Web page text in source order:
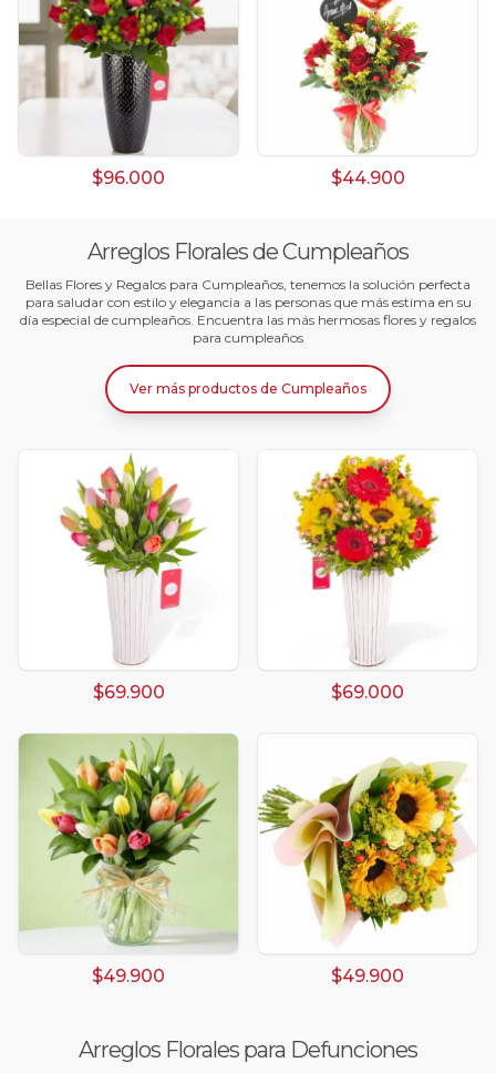
$96.000 $44.900
Arreglos Florales de Cumpleaños
Bellas Flores y Regalos para Cumpleaños, tenemos la solución perfecta
para saludar con estilo y elegancia a las personas que más estima en su
día especial de cumpleaños. Encuentra las más hermosas flores y regalos
para cumpleaños
Ver más productos de Cumpleaños
$69.900 $69.000
$49.900 $49.900
Arreglos Florales para Defunciones